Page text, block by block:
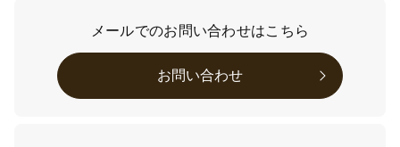
メールでのお問い合わせはこちら
お問い合わせ